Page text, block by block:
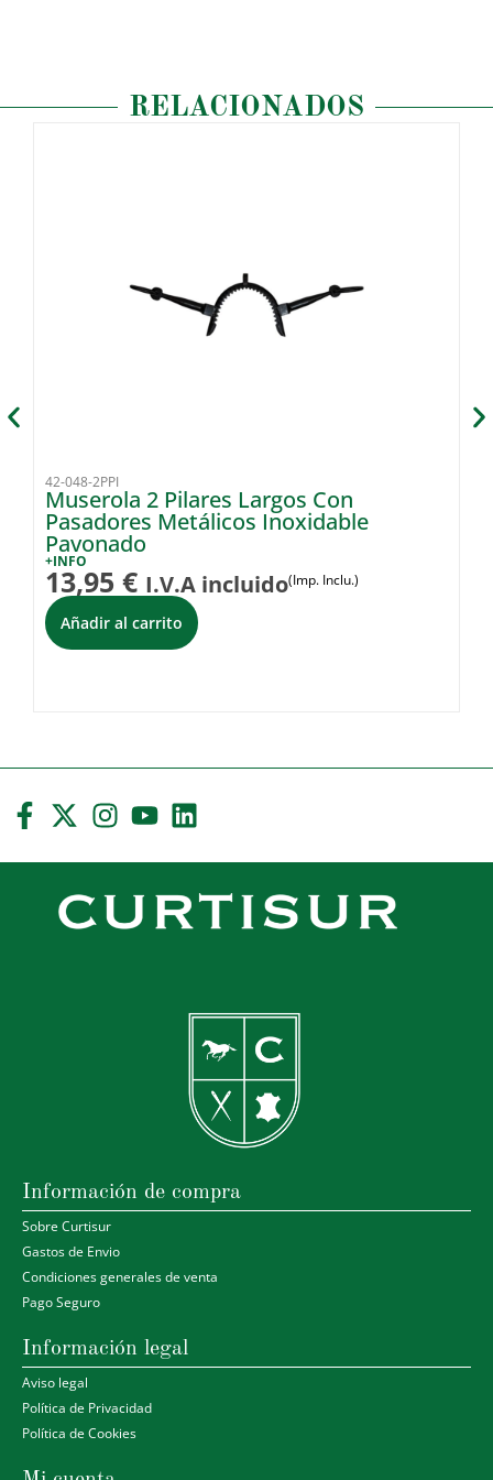
RELACIONADOS
42-048-2PPI
Muserola 2 Pilares Largos Con
Pasadores Metálicos Inoxidable
Pavonado
+INFO
13,95 € I.V.A incluido(Imp. Inclu.)
Añadir al carrito
Información de compra
Sobre Curtisur
Gastos de Envio
Condiciones generales de venta
Pago Seguro
Información legal
Aviso legal
Política de Privacidad
Política de Cookies